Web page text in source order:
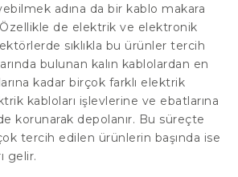
adına da bir kablo makara
Özellikle de elektrik ve elektronik
sıklıkla bu ürünler tercih
bulunan kalın kablolardan en
kadar birçok farklı elektrik
kabloları işlevlerine ve ebatlarına
korunarak depolanır. Bu süreçte
tercih edilen ürünlerin başında ise
gelir.